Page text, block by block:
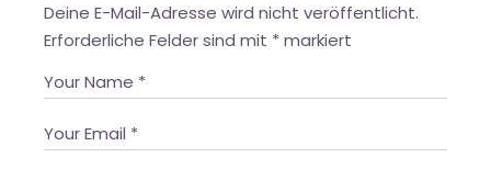
Deine E-Mail-Adresse wird nicht veröffentlicht.
Erforderliche Felder sind mit * markiert